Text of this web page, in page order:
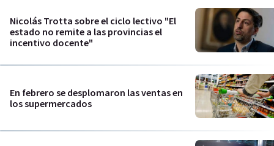
Nicolás Trotta sobre el ciclo lectivo "El
estado no remite a las provincias el
incentivo docente"
En febrero se desplomaron las ventas en
los supermercados